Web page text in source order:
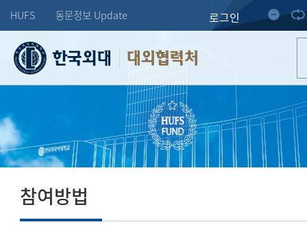
HUFS 동문정보 Update 로그인
대외협력처
참여방법